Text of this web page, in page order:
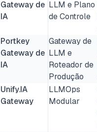
Gateway de
IA
LLM e Plano
de Controle
Portkey
Gateway de
IA
Gateway de
LLM e
Roteador de
Produção
Unify.IA
Gateway
LLMOps
Modular